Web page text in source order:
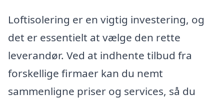
Loftisolering er en vigtig investering, og
det er essentielt at vælge den rette
leverandør. Ved at indhente tilbud fra
forskellige firmaer kan du nemt
sammenligne priser og services, så du